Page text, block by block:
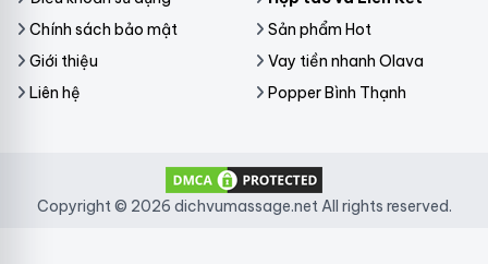
Chính sách bảo mật
Giới thiệu
Liên hệ
Sản phẩm Hot
Vay tiền nhanh Olava
Popper Bình Thạnh
Copyright © 2026 dichvumassage.net All rights reserved.